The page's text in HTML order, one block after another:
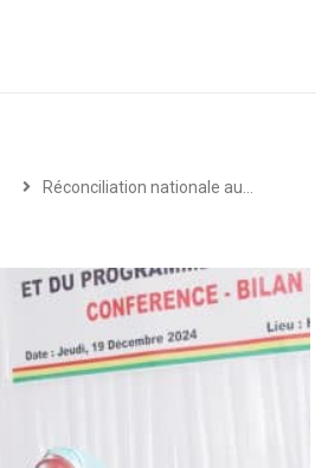
Réconciliation nationale au…